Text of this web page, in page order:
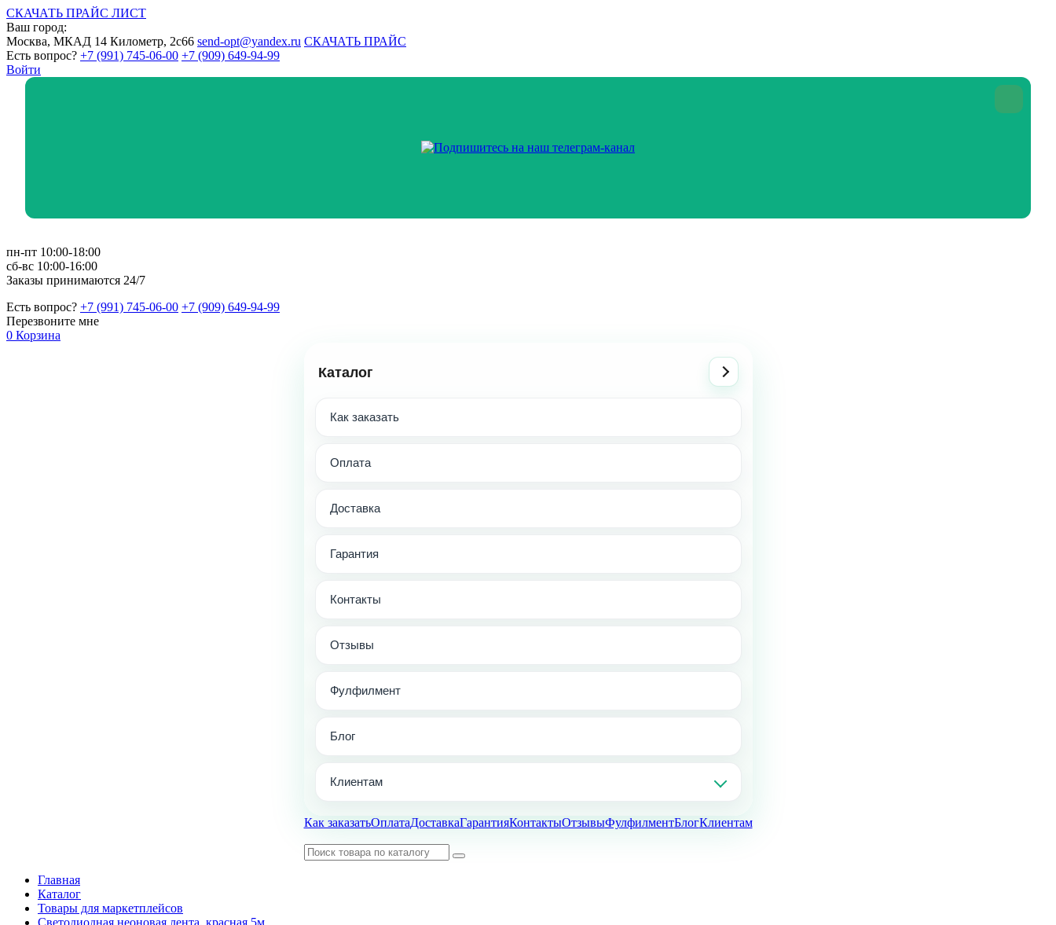
СКАЧАТЬ ПРАЙС ЛИСТ
Ваш город:
Москва, МКАД 14 Километр, 2с66 send-opt@yandex.ru СКАЧАТЬ ПРАЙС
Есть вопрос? +7 (991) 745-06-00 +7 (909) 649-94-99
Войти
пн-пт 10:00-18:00
сб-вс 10:00-16:00
Заказы принимаются 24/7
Есть вопрос? +7 (991) 745-06-00 +7 (909) 649-94-99
Перезвоните мне
0 Корзина
Каталог
Как заказать
Оплата
Доставка
Гарантия
Контакты
Отзывы
Фулфилмент
Блог
Клиентам
Как заказатьОплатаДоставкаГарантияКонтактыОтзывыФулфилментБлогКлиентам
Главная
Каталог
Товары для маркетплейсов
Светодиодная неоновая лента, красная 5м